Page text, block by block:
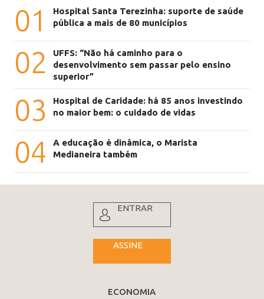
01
Hospital Santa Terezinha: suporte de saúde
pública a mais de 80 municípios
02
UFFS: “Não há caminho para o
desenvolvimento sem passar pelo ensino
superior”
03
Hospital de Caridade: há 85 anos investindo
no maior bem: o cuidado de vidas
04
A educação é dinâmica, o Marista
Medianeira também
ENTRAR
ASSINE
ECONOMIA